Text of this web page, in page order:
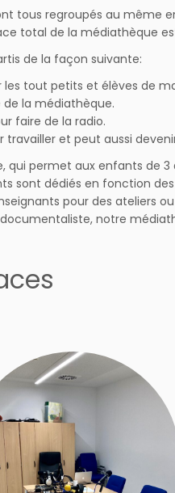
tous regroupés au même
total de la médiathèque
de la façon suivante:
tout petits et élèves de
la médiathèque.
faire de la radio.
travailler et peut aussi
permet aux enfants de 3
sont dédiés en fonction des
pour des ateliers
notre